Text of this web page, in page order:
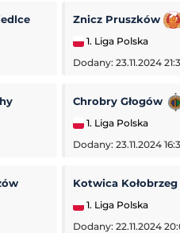
Znicz Pruszków
1. Liga Polska
Dodany: 23.11.2024
Chrobry Głogów
1. Liga Polska
Dodany: 23.11.2024
Kotwica
1. Liga Polska
Dodany: 22.11.2024